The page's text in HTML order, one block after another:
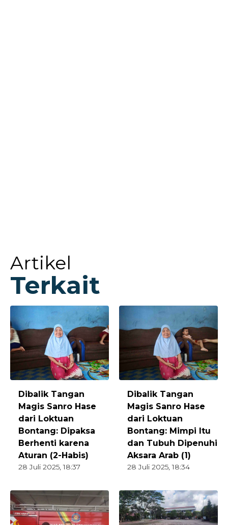
Artikel
Terkait
Dibalik Tangan
Magis Sanro Hase
dari Loktuan
Bontang: Dipaksa
Berhenti karena
Aturan (2-Habis)
28 Juli 2025, 18:37
Dibalik Tangan
Magis Sanro Hase
dari Loktuan
Bontang: Mimpi Itu
dan Tubuh Dipenuhi
Aksara Arab (1)
28 Juli 2025, 18:34